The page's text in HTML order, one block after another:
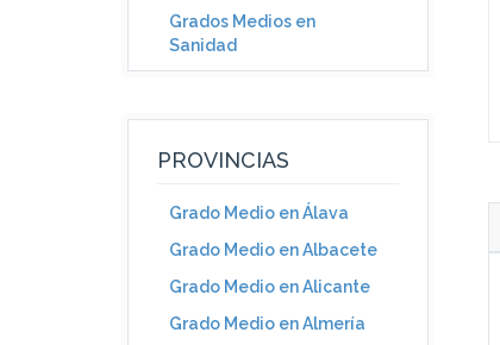
Grados Medios en
Sanidad
PROVINCIAS
Grado Medio en Álava
Grado Medio en Albacete
Grado Medio en Alicante
Grado Medio en Almería